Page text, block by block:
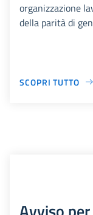
organizzazione
della parità di
SCOPRI TUTTO